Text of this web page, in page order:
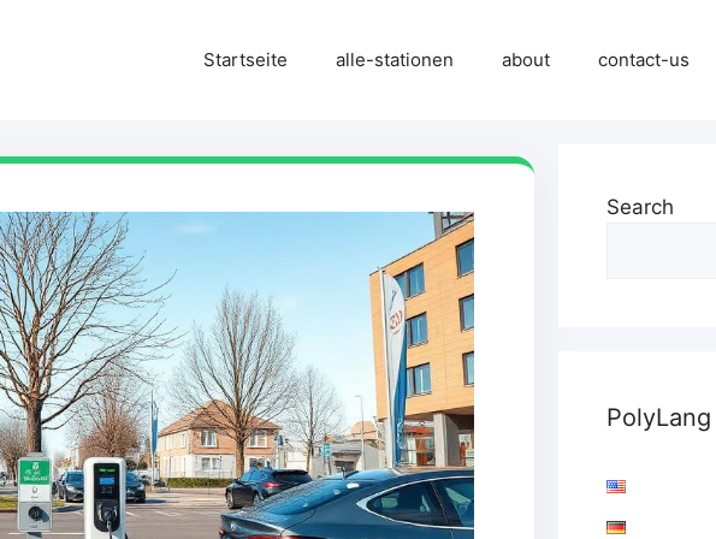
Startseite alle-stationen about contact-us
Search
PolyLang